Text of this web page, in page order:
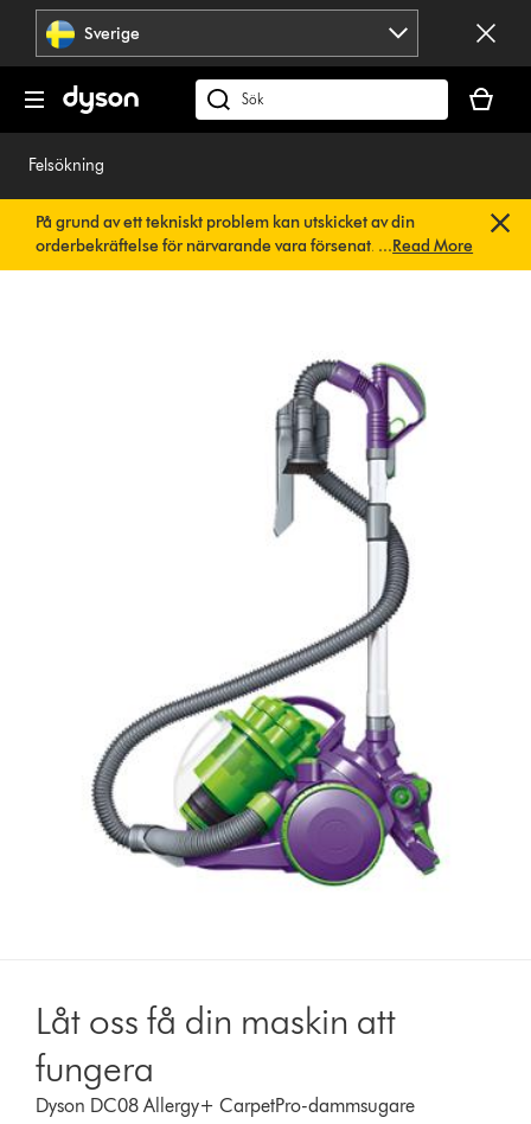
Hoppa
navigering
Sverige
Sök
på
är
tom
Felsökning
På grund av ett tekniskt problem kan utskicket av din
orderbekräftelse för närvarande vara försenat. Vi arbetar
redan på en snabb lösning.Du behöver inte göra någonting.
...Read More
Låt oss få din maskin att
fungera
Dyson DC08 Allergy+ CarpetPro-dammsugare